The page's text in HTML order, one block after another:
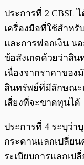
ประการที่ 2 CBSL
เครื่องมือที่ใช้สำหรั
และการฟอกเงิน น
ข้อสังเกตด้วยว่าสิน
เนื่องจากราคาของ
สินทรัพย์ที่มีลักษณะ
เสี่ยงที่จะขาดทุนได้
ประการที่ 4 ระบุว่า
กระดานแลกเปลี่ยน
ระเบียบการแลกเป